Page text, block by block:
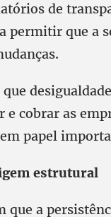
de
permitir que a
e cobrar as
papel
estrutural
que a